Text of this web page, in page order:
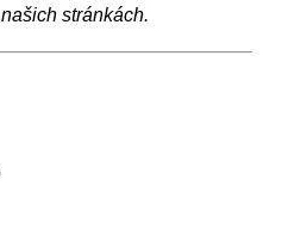
stránkách.